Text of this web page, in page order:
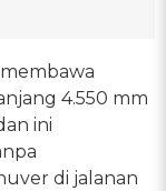
4.550 mm
ini
di jalanan